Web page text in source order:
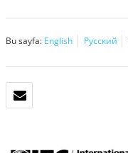
Bu sayfa: English Русский